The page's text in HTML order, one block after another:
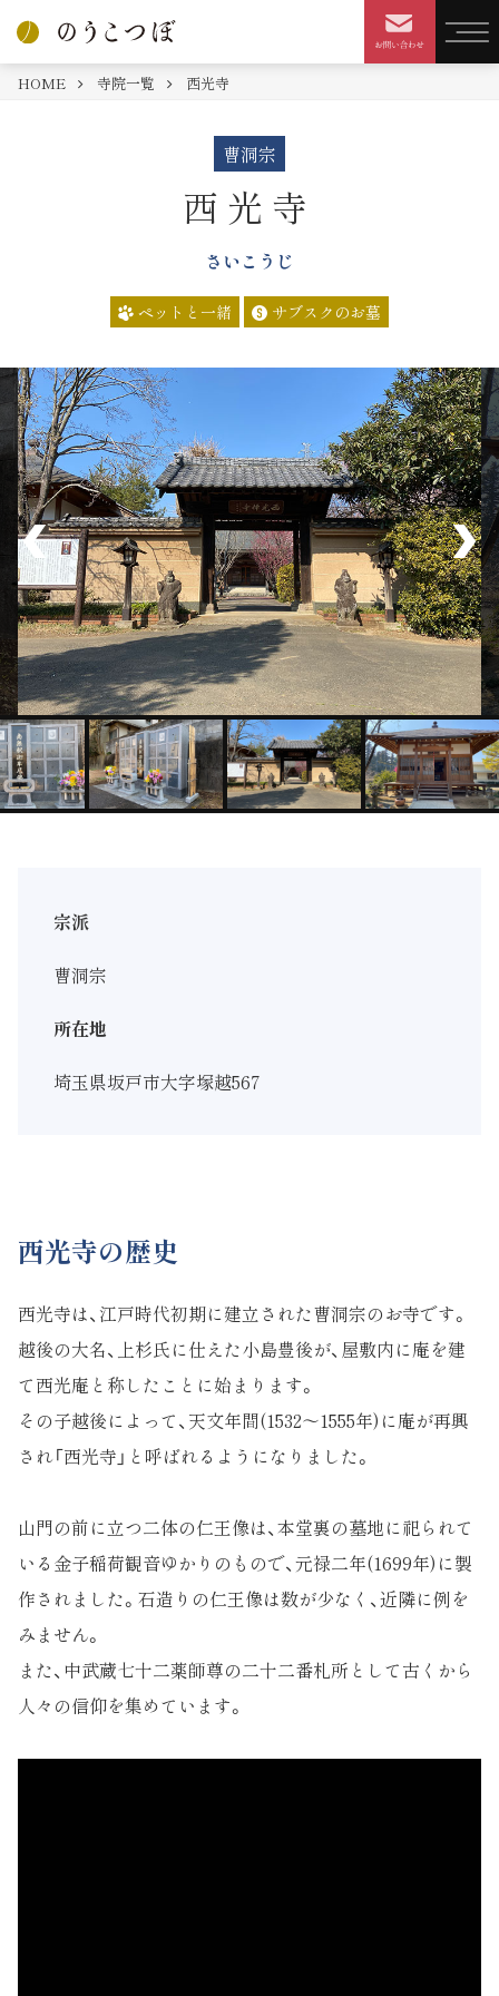
HOME 寺院一覧 西光寺
曹洞宗
西光寺
さいこうじ
ペットと一緒 サブスクのお墓
宗派
曹洞宗
所在地
埼玉県坂戸市大字塚越567
西光寺の歴史
西光寺は、江戸時代初期に建立された曹洞宗のお寺です。
越後の大名、上杉氏に仕えた小島豊後が、屋敷内に庵を建
て西光庵と称したことに始まります。
その子越後によって、天文年間(1532～1555年)に庵が再興
され「西光寺」と呼ばれるようになりました。
山門の前に立つ二体の仁王像は、本堂裏の墓地に祀られて
いる金子稲荷観音ゆかりのもので、元禄二年(1699年)に製
作されました。石造りの仁王像は数が少なく、近隣に例を
みません。
また、中武蔵七十二薬師尊の二十二番札所として古くから
人々の信仰を集めています。